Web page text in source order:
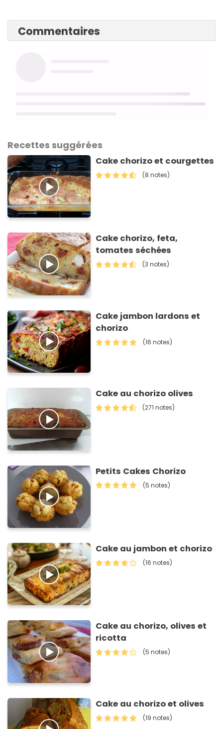
Commentaires
Recettes suggérées
Cake chorizo et courgettes
(8 notes)
Cake chorizo, feta,
tomates séchées
(3 notes)
Cake jambon lardons et
chorizo
(16 notes)
Cake au chorizo olives
(271 notes)
Petits Cakes Chorizo
(5 notes)
Cake au jambon et chorizo
(16 notes)
Cake au chorizo, olives et
ricotta
(5 notes)
Cake au chorizo et olives
(19 notes)